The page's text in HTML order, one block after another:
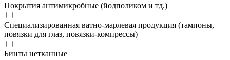
Покрытия антимикробные (йодполиком и тд.)
Специализированная ватно-марлевая продукция (тампоны,
повязки для глаз, повязки-компрессы)
Бинты нетканные